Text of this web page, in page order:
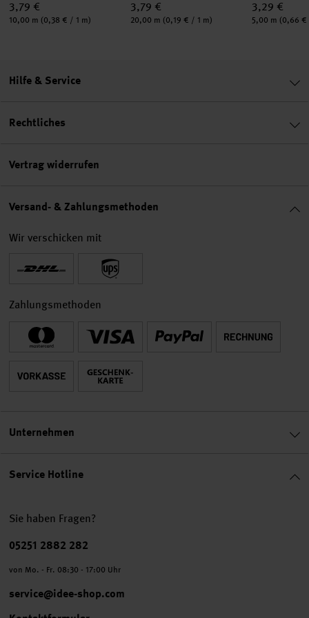
3,79 €
Inhalt:
10,00 m (0,38 € / 1 m)
3,79 €
Inhalt:
20,00 m (0,19 € / 1 m)
3,29 €
Inhalt:
5,00 m (0,66 €
Service Hotline
Sie haben Fragen?
Telefonnummer
05251 2882 282
von Mo. - Fr. 08:30 - 17:00 Uhr
service@idee-shop.com
Hilfe & Service
Rechtliches
Vertrag widerrufen
Versand- & Zahlungsmethoden
Wir verschicken mit
Zahlungsmethoden
Unternehmen